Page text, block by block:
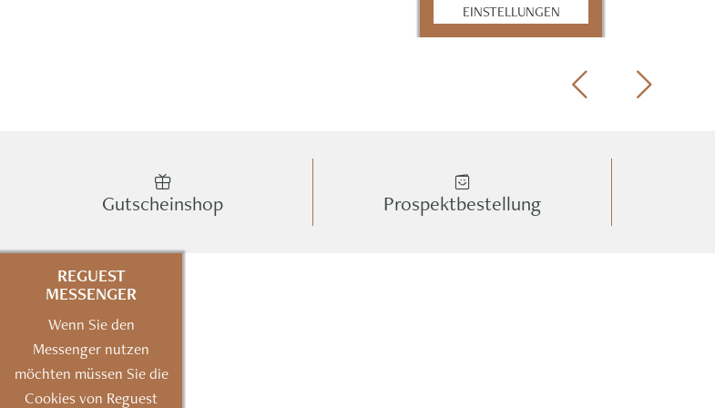
EINSTELLUNGEN
Gutscheinshop Prospektbestellung
REGUEST
MESSENGER
Wenn Sie den
Messenger nutzen
möchten müssen Sie die
Cookies von Reguest